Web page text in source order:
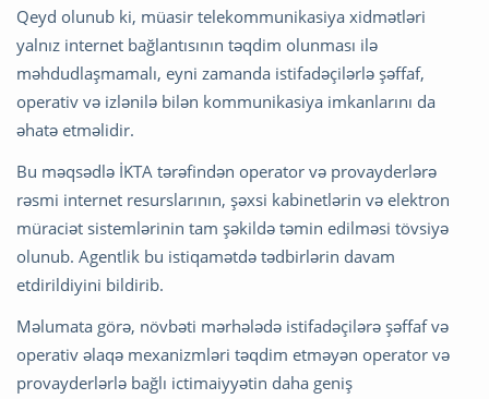
Qeyd olunub ki, müasir telekommunikasiya xidmətləri
yalnız internet bağlantısının təqdim olunması ilə
məhdudlaşmamalı, eyni zamanda istifadəçilərlə şəffaf,
operativ və izlənilə bilən kommunikasiya imkanlarını da
əhatə etməlidir.
Bu məqsədlə İKTA tərəfindən operator və provayderlərə
rəsmi internet resurslarının, şəxsi kabinetlərin və elektron
müraciət sistemlərinin tam şəkildə təmin edilməsi tövsiyə
olunub. Agentlik bu istiqamətdə tədbirlərin davam
etdirildiyini bildirib.
Məlumata görə, növbəti mərhələdə istifadəçilərə şəffaf və
operativ əlaqə mexanizmləri təqdim etməyən operator və
provayderlərlə bağlı ictimaiyyətin daha geniş